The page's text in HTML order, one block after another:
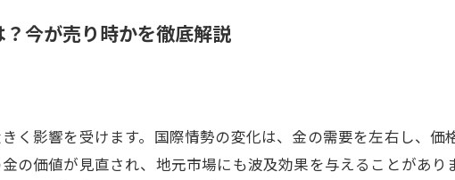
今が売り時かを徹底解説
く影響を受けます。国際情勢の変化は、金の需要を左右し、価
の価値が見直され、地元市場にも波及効果を与えることがあり